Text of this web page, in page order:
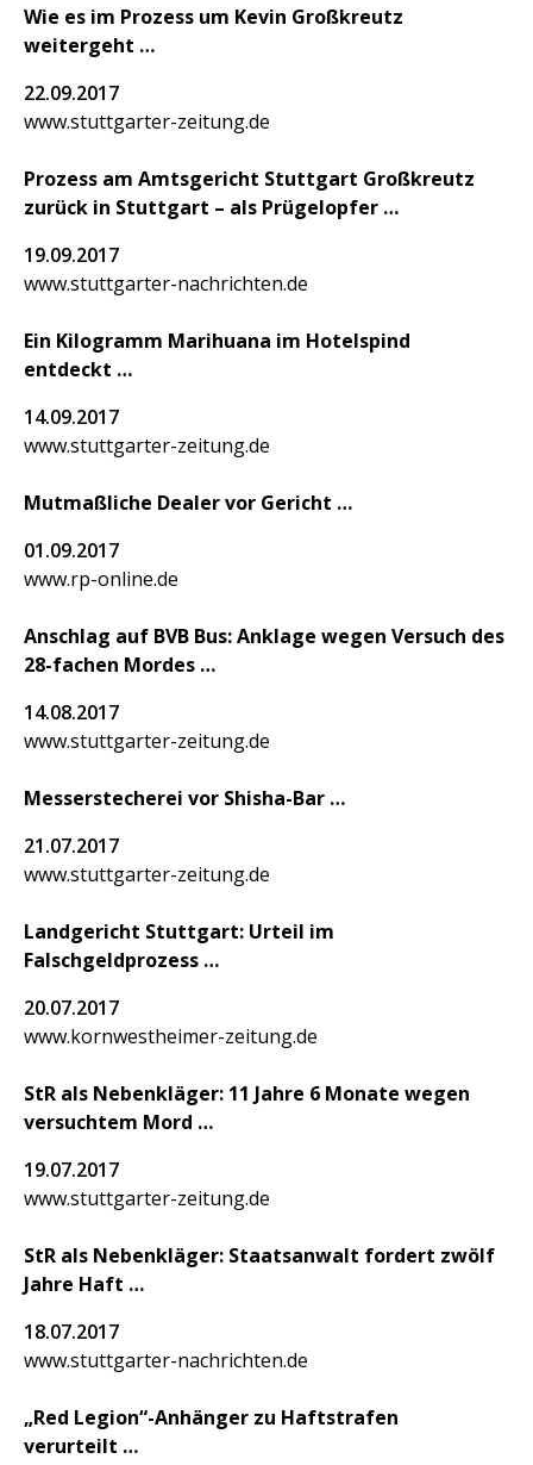
Wie es im Prozess um Kevin Großkreutz
weitergeht
22.09.2017
www.stuttgarter-zeitung.de
Prozess am Amtsgericht Stuttgart Großkreutz
zurück in Stuttgart – als Prügelopfer
19.09.2017
www.stuttgarter-nachrichten.de
Ein Kilogramm Marihuana im Hotelspind
entdeckt
14.09.2017
www.stuttgarter-zeitung.de
Mutmaßliche Dealer vor Gericht
01.09.2017
www.rp-online.de
Anschlag auf BVB Bus: Anklage wegen Versuch des
28-fachen Mordes
14.08.2017
www.stuttgarter-zeitung.de
Messerstecherei vor Shisha-Bar
21.07.2017
www.stuttgarter-zeitung.de
Landgericht Stuttgart: Urteil im
Falschgeldprozess
20.07.2017
www.kornwestheimer-zeitung.de
StR als Nebenkläger: 11 Jahre 6 Monate wegen
versuchtem Mord
19.07.2017
www.stuttgarter-zeitung.de
StR als Nebenkläger: Staatsanwalt fordert zwölf
Jahre Haft
18.07.2017
www.stuttgarter-nachrichten.de
„Red Legion“-Anhänger zu Haftstrafen
verurteilt